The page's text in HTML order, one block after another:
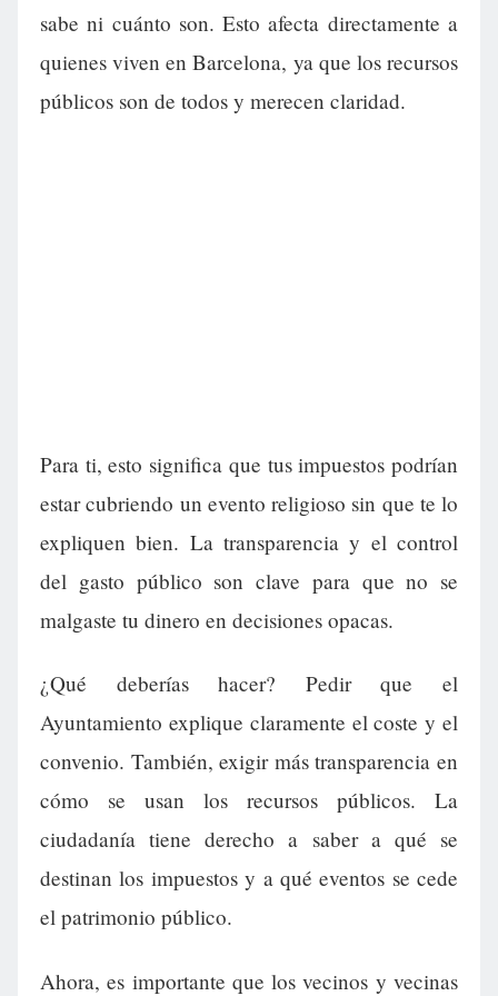
sabe ni cuánto son. Esto afecta directamente a
quienes viven en Barcelona, ya que los recursos
públicos son de todos y merecen claridad.
Para ti, esto significa que tus impuestos podrían
estar cubriendo un evento religioso sin que te lo
expliquen bien. La transparencia y el control
del gasto público son clave para que no se
malgaste tu dinero en decisiones opacas.
¿Qué deberías hacer? Pedir que el
Ayuntamiento explique claramente el coste y el
convenio. También, exigir más transparencia en
cómo se usan los recursos públicos. La
ciudadanía tiene derecho a saber a qué se
destinan los impuestos y a qué eventos se cede
el patrimonio público.
Ahora, es importante que los vecinos y vecinas